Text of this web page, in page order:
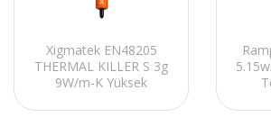
Xigmatek EN48205
THERMAL KILLER S 3g
9W/m-K Yüksek